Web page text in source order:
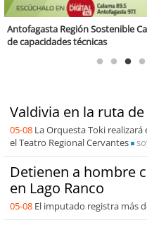
Valparaíso Región Sostenible
Valdivia en la ruta
05-08 La Orquesta Toki
el Teatro Regional Cervantes
Detienen a hombre
en Lago Ranco
05-08 El imputado registra más